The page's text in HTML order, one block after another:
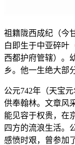
祖籍陇西成纪（今
白即生于中亚碎叶
西都护府管辖）。
乡。他一生绝大部
公元742年（天宝
供奉翰林。文章风
能见容于权贵，在
四方的流浪生活。
感愤时艰，曾参加